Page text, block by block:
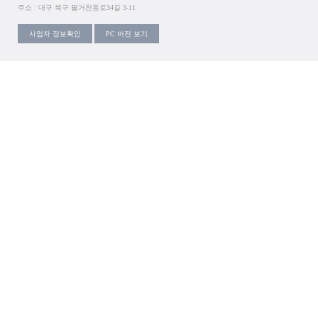
주소 : 대구 북구 팔거천동로34길 3-11
사업자 정보확인 PC 버전 보기